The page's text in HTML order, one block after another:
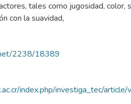
tales como jugosidad, color,
con la suavidad,
2238/18389
index.php/investiga_tec/